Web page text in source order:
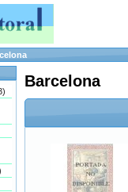
Barcelona